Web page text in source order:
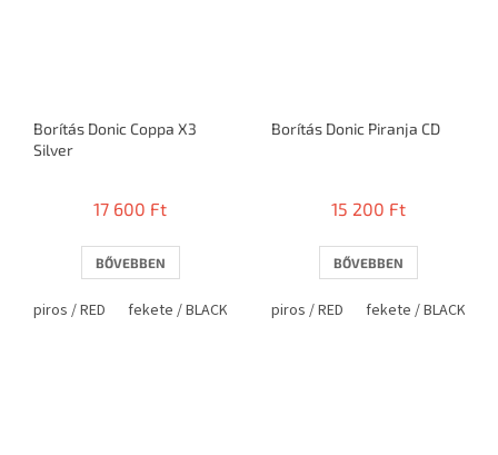
Borítás Donic Coppa X3
Silver
17 600 Ft
BŐVEBBEN
piros / RED fekete / BLACK
Borítás Donic Piranja CD
15 200 Ft
BŐVEBBEN
piros / RED fekete / BLACK